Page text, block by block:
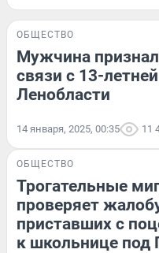
ОБЩЕСТВО
Мужчина
связи с 13-
Ленобласти
14 января, 2025, 00:35 11
ОБЩЕСТВО
Трогательные
проверяет
приставших с
к школьнице под